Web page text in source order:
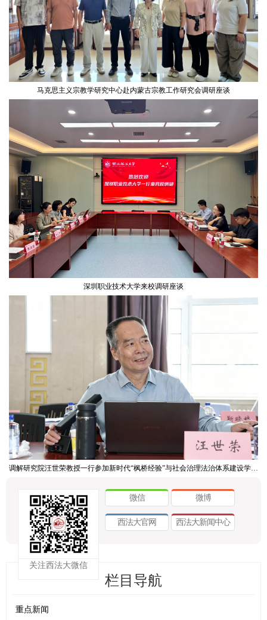
马克思主义宗教学研究中心赴内蒙古宗教工作研究会调研座谈
深圳职业技术大学来校调研座谈
关注西法大微信
微信 微博
西法大官网 西法大新闻中心
栏目导航
重点新闻